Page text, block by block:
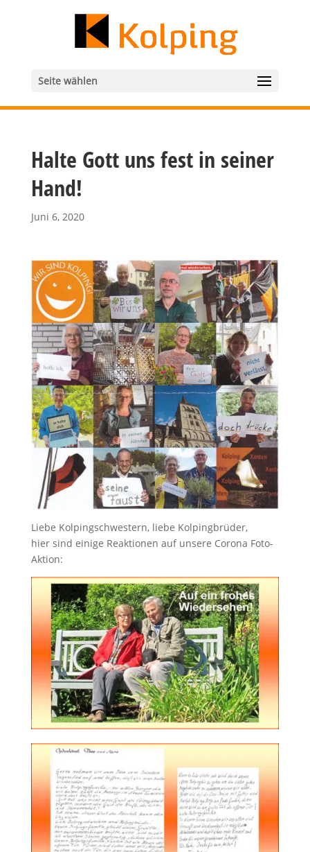
Seite wählen
Halte Gott uns fest in seiner
Hand!
Juni 6, 2020
Liebe Kolpingschwestern, liebe Kolpingbrüder,
hier sind einige Reaktionen auf unsere Corona Foto-
Aktion: